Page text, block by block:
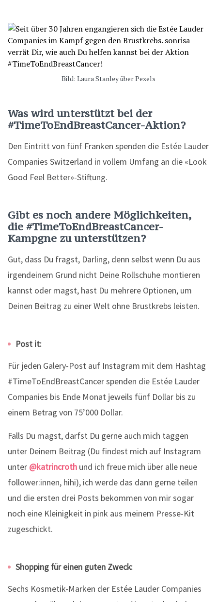
Bild: Laura Stanley über Pexels
Was wird unterstützt bei der
#TimeToEndBreastCancer-Aktion?
Den Eintritt von fünf Franken spenden die Estée Lauder
Companies Switzerland in vollem Umfang an die «Look
Good Feel Better»-Stiftung.
Gibt es noch andere Möglichkeiten,
die #TimeToEndBreastCancer-
Kampgne zu unterstützen?
Gut, dass Du fragst, Darling, denn selbst wenn Du aus
irgendeinem Grund nicht Deine Rollschuhe montieren
kannst oder magst, hast Du mehrere Optionen, um
Deinen Beitrag zu einer Welt ohne Brustkrebs leisten.
Post it:
Für jeden Galery-Post auf Instagram mit dem Hashtag
#TimeToEndBreastCancer spenden die Estée Lauder
Companies bis Ende Monat jeweils fünf Dollar bis zu
einem Betrag von 75’000 Dollar.
Falls Du magst, darfst Du gerne auch mich taggen
unter Deinem Beitrag (Du findest mich auf Instagram
unter @katrincroth und ich freue mich über alle neue
follower:innen, hihi), ich werde das dann gerne teilen
und die ersten drei Posts bekommen von mir sogar
noch eine Kleinigkeit in pink aus meinem Presse-Kit
zugeschickt.
Shopping für einen guten Zweck:
Sechs Kosmetik-Marken der Estée Lauder Companies